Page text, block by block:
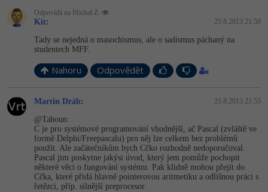
Odpovídá na Michal Z.
Kit: 25.8.2013 21:50
Tady se nejedná o masochismus, ale o sadismus páchaný na
studentech MFF.
Nahoru Odpovědět
Martin Dráb: 25.8.2013 21:53
@Tahoun:
C je pro systémové programování vhodnější, ač Pascal (zvláště ve
formě Delphi/Freepascalu) pro něj lze celkem bez problémů
použít. Ale začátečníkům bych Cčko rozhodně nedoporučoval.
Pascal jim poskytne jakýsi úvod, který jem pomůže pochopit
některé věci o fungování systému. Pak klidně mohou přejít do
Cčka, které přidá hlavně pointerovou aritmetiku a odlišnou práci s
řetězci, příp. silnější preprocesor.